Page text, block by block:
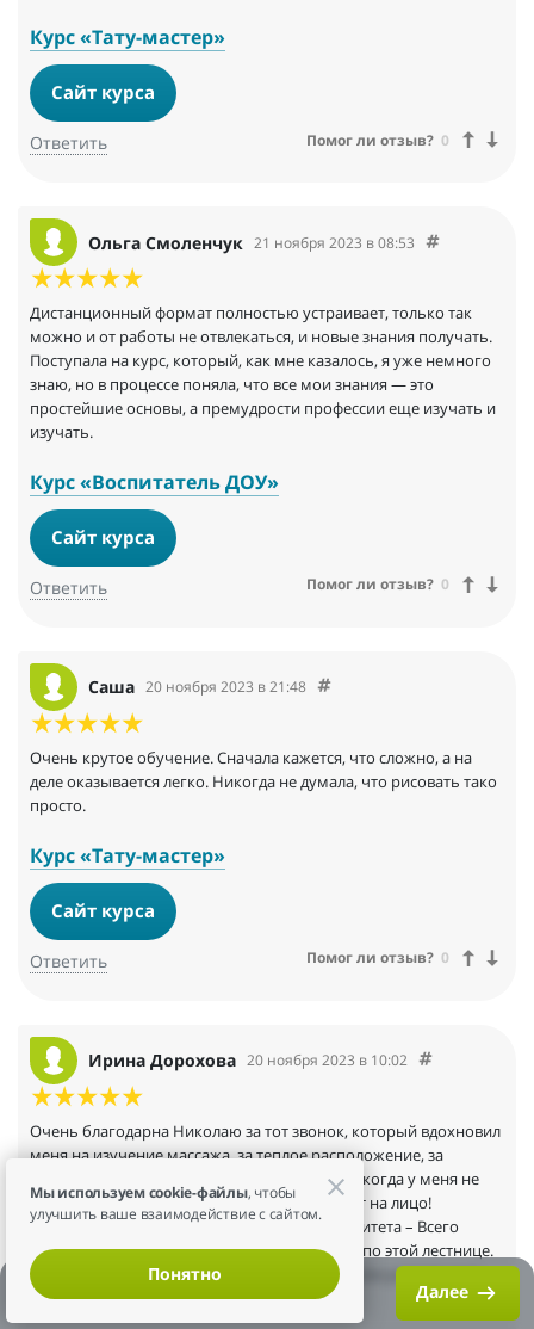
С чего начать обучение?
Дистанционное обучение по нутрициологии по
Далее
Курс «Тату-мастер»
Сайт курса
Ответить Помог ли отзыв? 0
Ольга Смоленчук 21 ноября 2023 в 08:53
Дистанционный формат полностью устраивает, только так
можно и от работы не отвлекаться, и новые знания получать.
Поступала на курс, который, как мне казалось, я уже немного
знаю, но в процессе поняла, что все мои знания — это
простейшие основы, а премудрости профессии еще изучать и
изучать.
Курс «Воспитатель ДОУ»
Сайт курса
Ответить Помог ли отзыв? 0
Саша 20 ноября 2023 в 21:48
Очень крутое обучение. Сначала кажется, что сложно, а на
деле оказывается легко. Никогда не думала, что рисовать тако
просто.
Курс «Тату-мастер»
Сайт курса
Ответить Помог ли отзыв? 0
Ирина Дорохова 20 ноября 2023 в 10:02
Очень благодарна Николаю за тот звонок, который вдохновил
меня на изучение массажа, за теплое расположение, за
понимание, за то что пошел на встречу мне когда у меня не
получалось временно финансами. Результат на лицо!
Всему коллективу международного университета – Всего
Самого Светлого от Всевышнего и подъема по этой лестнице.
P.S. Благодарность от тех, на ком применял эти уникальные
приемы массажа!
Мы используем cookie-файлы, чтобы
улучшить ваше взаимодействие с сайтом.
Понятно